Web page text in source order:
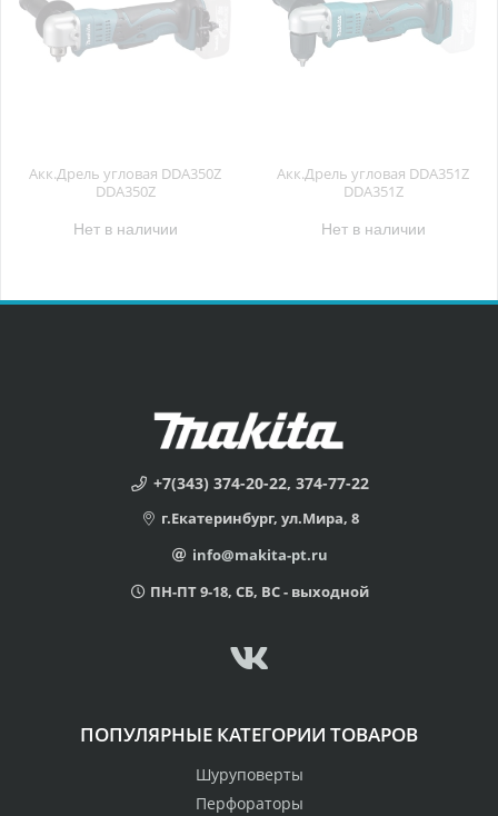
Акк.Дрель угловая DDA350Z
DDA350Z
Нет в наличии
Акк.Дрель угловая DDA351Z
DDA351Z
Нет в наличии
+7(343) 374-20-22, 374-77-22
г.Екатеринбург, ул.Мира, 8
info@makita-pt.ru
ПН-ПТ 9-18, СБ, ВС - выходной
ПОПУЛЯРНЫЕ КАТЕГОРИИ ТОВАРОВ
Шуруповерты
Перфораторы